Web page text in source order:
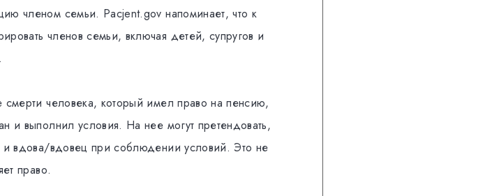
членом семьи. Pacjent.gov напоминает, что к
членов семьи, включая детей, супругов и
смерти человека, который имел право на пенсию,
и выполнил условия. На нее могут претендовать,
и вдова/вдовец при соблюдении условий. Это не
право.